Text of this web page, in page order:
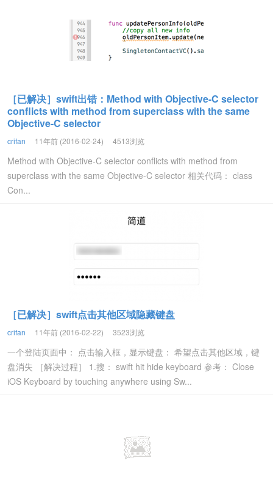
［已解决］swift出错：Method with Objective-C selector
conflicts with method from superclass with the same
Objective-C selector
crifan 11年前 (2016-02-24) 4513浏览
Method with Objective-C selector conflicts with method from
superclass with the same Objective-C selector 相关代码： class
Con...
［已解决］swift点击其他区域隐藏键盘
crifan 11年前 (2016-02-22) 3523浏览
一个登陆页面中： 点击输入框，显示键盘： 希望点击其他区域，键
盘消失 ［解决过程］ 1.搜： swift hit hide keyboard 参考： Close
iOS Keyboard by touching anywhere using Sw...